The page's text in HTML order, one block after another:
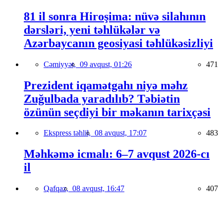
81 il sonra Hiroşima: nüvə silahının
dərsləri, yeni təhlükələr və
Azərbaycanın geosiyasi təhlükəsizliyi
Cəmiyyət, 09 avqust, 01:26 471
Prezident iqamətgahı niyə məhz
Zuğulbada yaradılıb? Təbiətin
özünün seçdiyi bir məkanın tarixçəsi
Ekspress təhlil, 08 avqust, 17:07 483
Məhkəmə icmalı: 6–7 avqust 2026-cı
il
Qafqaz, 08 avqust, 16:47 407